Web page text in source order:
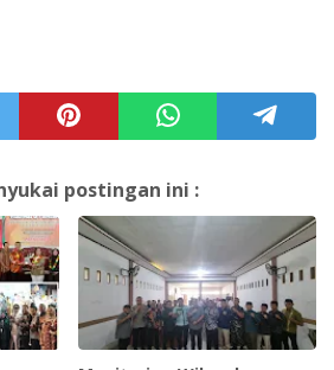
postingan ini :